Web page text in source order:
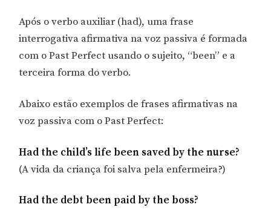
Após o verbo auxiliar (had), uma frase
interrogativa afirmativa na voz passiva é formada
com o Past Perfect usando o sujeito, “been” e a
terceira forma do verbo.
Abaixo estão exemplos de frases afirmativas na
voz passiva com o Past Perfect:
Had the child’s life been saved by the nurse?
(A vida da criança foi salva pela enfermeira?)
Had the debt been paid by the boss?